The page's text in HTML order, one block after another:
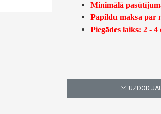
Minimālā
Papildu maksa par
Piegādes laiks: 2 -
UZDOD